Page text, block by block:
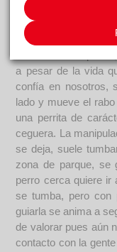
causarnos pena,
uno y nos hace
afortunados de
a pesar de la vida
confía en nosotros,
lado y mueve el
una perrita de
ceguera. La
se deja, suele
zona de parque, se
perro cerca quiere ir
se tumba, pero con
guiarla se anima a
de valorar pues aún
contacto con la